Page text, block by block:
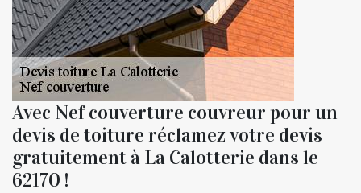
Avec Nef couverture couvreur pour un
devis de toiture réclamez votre devis
gratuitement à La Calotterie dans le
62170 !